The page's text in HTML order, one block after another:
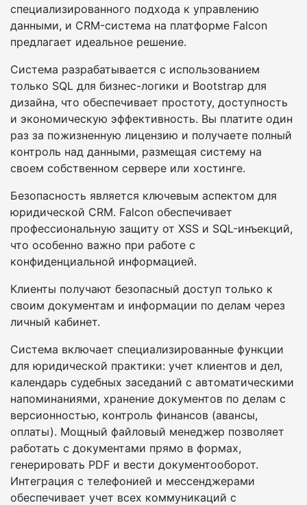
специализированного подхода к управлению
данными, и CRM-система на платформе Falcon
предлагает идеальное решение.
Система разрабатывается с использованием
только SQL для бизнес-логики и Bootstrap для
дизайна, что обеспечивает простоту, доступность
и экономическую эффективность. Вы платите один
раз за пожизненную лицензию и получаете полный
контроль над данными, размещая систему на
своем собственном сервере или хостинге.
Безопасность является ключевым аспектом для
юридической CRM. Falcon обеспечивает
профессиональную защиту от XSS и SQL-инъекций,
что особенно важно при работе с
конфиденциальной информацией.
Клиенты получают безопасный доступ только к
своим документам и информации по делам через
личный кабинет.
Система включает специализированные функции
для юридической практики: учет клиентов и дел,
календарь судебных заседаний с автоматическими
напоминаниями, хранение документов по делам с
версионностью, контроль финансов (авансы,
оплаты). Мощный файловый менеджер позволяет
работать с документами прямо в формах,
генерировать PDF и вести документооборот.
Интеграция с телефонией и мессенджерами
обеспечивает учет всех коммуникаций с